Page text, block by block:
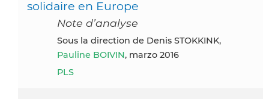
solidaire en Europe
Note d’analyse
Sous la direction de Denis STOKKINK,
Pauline BOIVIN, marzo 2016
PLS